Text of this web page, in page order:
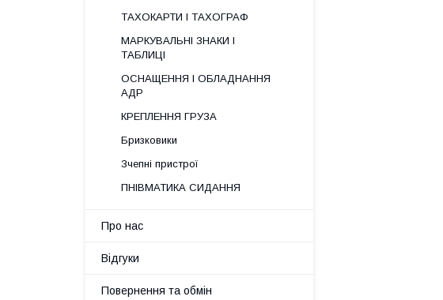
ТАХОКАРТИ І ТАХОГРАФ
МАРКУВАЛЬНІ ЗНАКИ І
ТАБЛИЦІ
ОСНАЩЕННЯ І ОБЛАДНАННЯ
АДР
КРЕПЛЕННЯ ГРУЗА
Бризковики
Зчепні пристрої
ПНІВМАТИКА СИДАННЯ
Про нас
Відгуки
Повернення та обмін